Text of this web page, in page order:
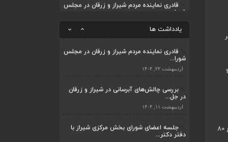
اسلامی شهر و شهرداری در این دوره می‌گذرد، بودجه شهرداری شیراز ۳۱ هزار و ۶۰۶ میلیارد تومان معادل ۵۰۰ درصد افزایش است که از این مبلغ ۸۰
قادری نماینده مردم شیراز و زرقان در مجلس
شورا...
در جل...
اردیبهشت ۱۱, ۱۴۰۴
یادداشت ها
اردیبهشت ۲۳, ۱۴۰۴
قادری نماینده مردم شیراز و زرقان در مجلس
شورا...
اردیبهشت ۲۲, ۱۴۰۴
بررسی چالش‌های آبرسانی در شیراز و زرقان
در جل...
اردیبهشت ۱۱, ۱۴۰۴
جلسه اعضای شورای بخش مرکزی شیراز با
دفتر دکتر...